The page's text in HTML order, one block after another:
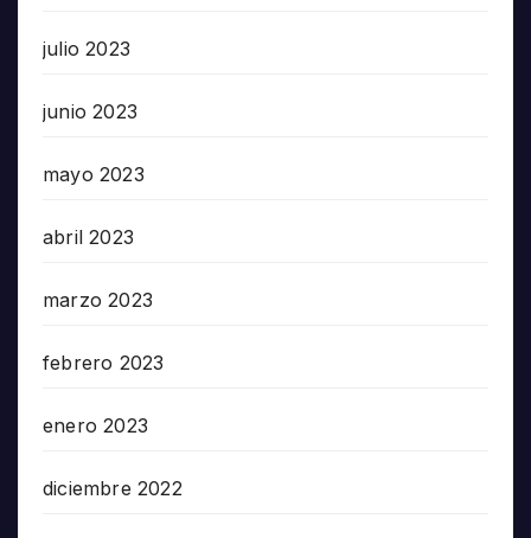
julio 2023
junio 2023
mayo 2023
abril 2023
marzo 2023
febrero 2023
enero 2023
diciembre 2022